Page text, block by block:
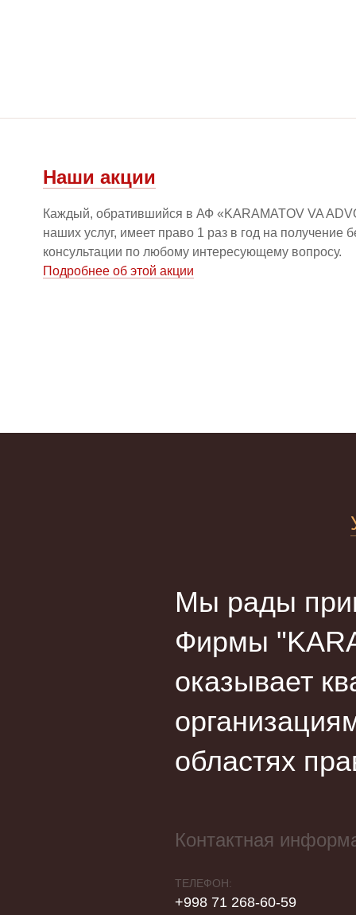
Наши акции
Каждый, обратившийся в АФ «KARAMATOV VA
наших услуг, имеет право 1 раз в год на получение
консультации по любому интересующему вопросу.
Подробнее об этой акции
Мы рады
Фирмы
оказывает
областях
Контактная
ТЕЛЕФОН:
+998 71 268-60-59